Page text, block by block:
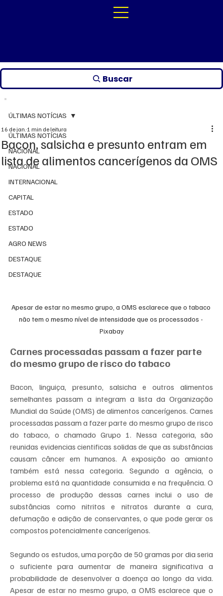
Buscar
ÚLTIMAS NOTÍCIAS
NACIONAL
NACIONAL
INTERNACIONAL
CAPITAL
ESTADO
ESTADO
AGRO NEWS
DESTAQUE
DESTAQUE
ÚLTIMAS NOTÍCIAS
Bacon, salsicha e presunto entram em
lista de alimentos cancerígenos da OMS
16 de jan.1 min de leitura
Apesar de estar no mesmo grupo, a OMS esclarece que o tabaco
não tem o mesmo nível de intensidade que os processados -
Pixabay
Carnes processadas passam a fazer parte
do mesmo grupo de risco do tabaco
Bacon, linguiça, presunto, salsicha e outros alimentos
semelhantes passam a integram a lista da Organização
Mundial da Saúde (OMS) de alimentos cancerígenos. Carnes
processadas passam a fazer parte do mesmo grupo de risco
do tabaco, o chamado Grupo 1. Nessa categoria, são
reunidas evidencias cientificas solidas de que as substâncias
causam câncer em humanos. A exposição ao amianto
também está nessa categoria. Segundo a agência, o
problema está na quantidade consumida e na frequência. O
processo de produção dessas carnes inclui o uso de
substâncias como nitritos e nitratos durante a cura,
defumação e adição de conservantes, o que pode gerar os
compostos potencialmente cancerígenos.
Segundo os estudos, uma porção de 50 gramas por dia seria
o suficiente para aumentar de maneira significativa a
probabilidade de desenvolver a doença ao longo da vida.
Apesar de estar no mesmo grupo, a OMS esclarece que o